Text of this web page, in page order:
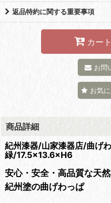
返品特約に関する重要事項
カー
お問
お気
商品詳細
紀州漆器/山家漆器店/曲げ
緑/17.5×13.6×H6
安心・安全・高品質な天
紀州塗の曲げわっぱ